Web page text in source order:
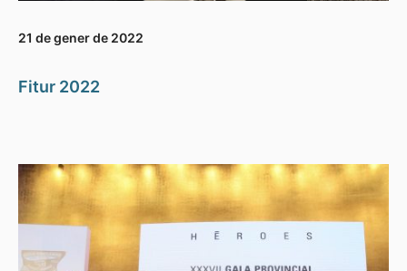
21 de gener de 2022
Fitur 2022